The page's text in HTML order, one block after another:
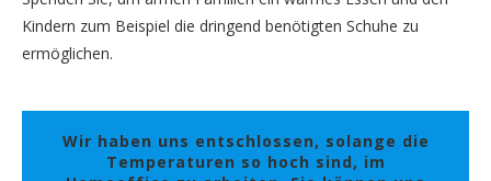
Kindern zum Beispiel die dringend benötigten Schuhe zu
ermöglichen.
Wir haben uns entschlossen, solange die
Temperaturen so hoch sind, im